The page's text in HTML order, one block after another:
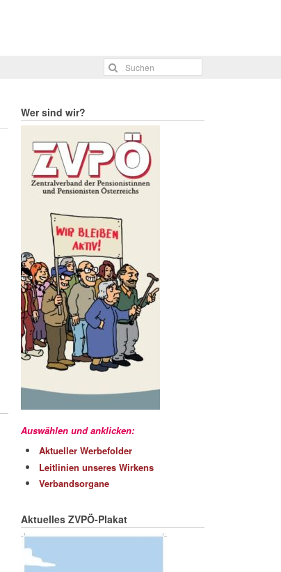
Wer sind wir?
Auswählen und anklicken:
Aktueller Werbefolder
Leitlinien unseres Wirkens
Verbandsorgane
Aktuelles ZVPÖ-Plakat